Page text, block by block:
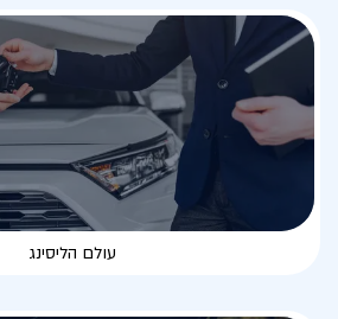
עולם הליסינג